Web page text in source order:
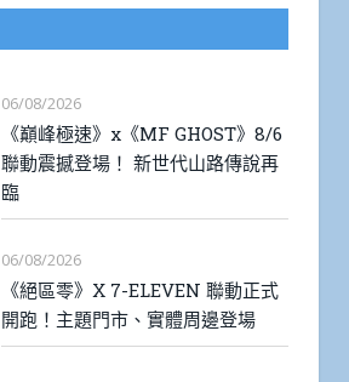
06/08/2026
《巔峰極速》x《MF GHOST》8/6
聯動震撼登場！ 新世代山路傳說再
臨
06/08/2026
《絕區零》X 7-ELEVEN 聯動正式
開跑！主題門市、實體周邊登場